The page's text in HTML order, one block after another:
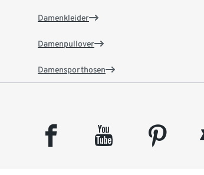
Damenkleider
Damenpullover
Damensporthosen
facebook youtube pinterest